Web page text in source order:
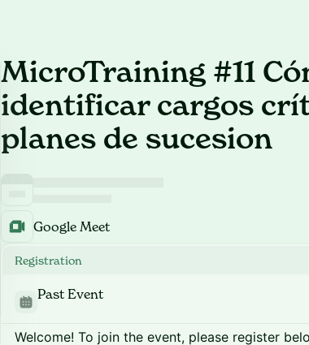
MicroTraining #11
identificar cargos
planes de sucesion
Google Meet
Registration
Past Event
Welcome! To join the event, please register